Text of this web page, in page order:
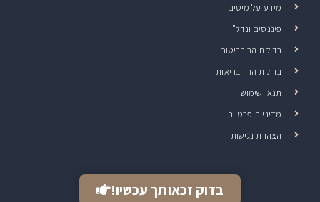
מידע על מיסים
פיננסים ונדל"ן
בדיקת הר הביטוח
בדיקת הר הבריאות
תנאי שימוש
מדיניות פרטיות
הצהרת נגישות
בדוק זכאותך עכשיו!